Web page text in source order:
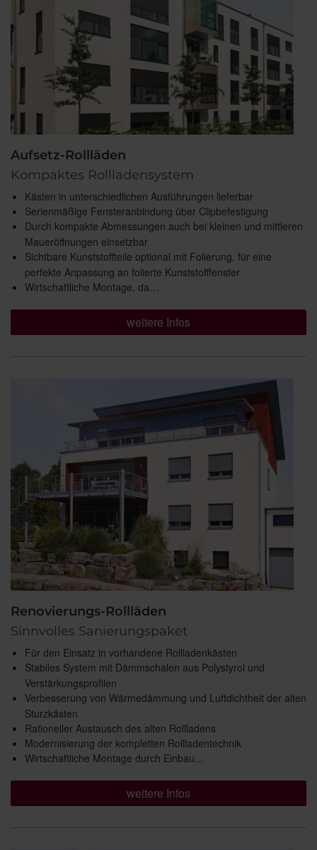
Aufsetz-Rollläden
Kompaktes Rollladensystem
Kästen in unterschiedlichen Ausführungen lieferbar
Serienmäßige Fensteranbindung über Clipbefestigung
Durch kompakte Abmessungen auch bei kleinen und mittleren
Maueröffnungen einsetzbar
Sichtbare Kunststoffteile optional mit Folierung, für eine
perfekte Anpassung an folierte Kunststofffenster
Wirtschaftliche Montage, da…
weitere Infos
Renovierungs-Rollläden
Sinnvolles Sanierungspaket
Für den Einsatz in vorhandene Rollladenkästen
Stabiles System mit Dämmschalen aus Polystyrol und
Verstärkungsprofilen
Verbesserung von Wärmedämmung und Luftdichtheit der alten
Sturzkästen
Rationeller Austausch des alten Rollladens
Modernisierung der kompletten Rollladentechnik
Wirtschaftliche Montage durch Einbau…
weitere Infos